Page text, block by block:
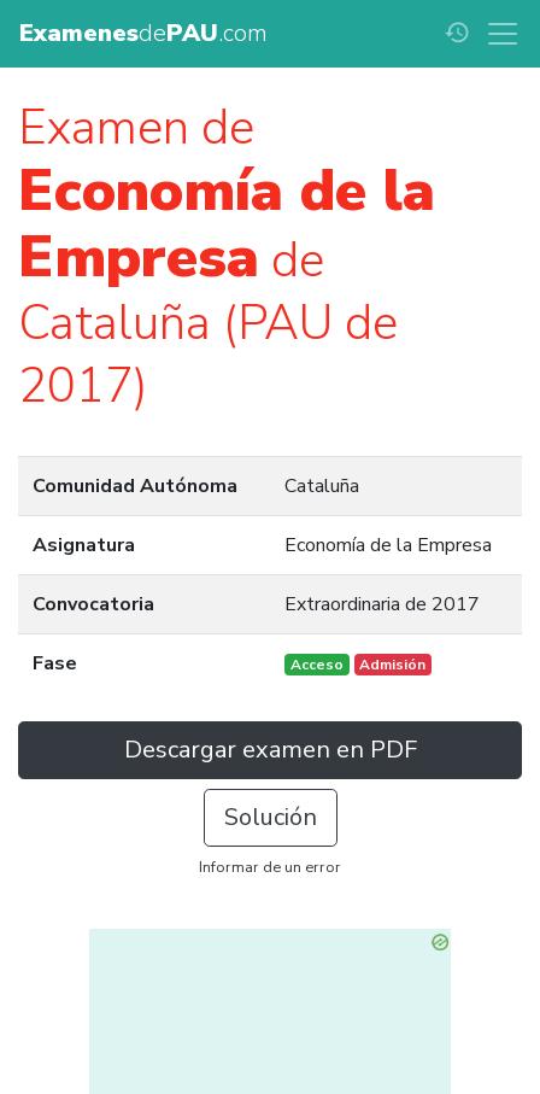
ExamenesdePAU.com history
Examen de
Economía de la
Empresa de
Cataluña (PAU de
2017)
Comunidad Autónoma Cataluña
Asignatura Economía de la Empresa
Convocatoria Extraordinaria de 2017
Fase Acceso Admisión
Descargar examen en PDF
Solución
Informar de un error